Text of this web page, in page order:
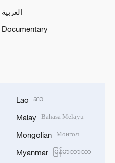
العربية
Documentary
Lao ລາວ
Malay Bahasa Melayu
Mongolian Монгол
Myanmar မြန်မာဘာသာ